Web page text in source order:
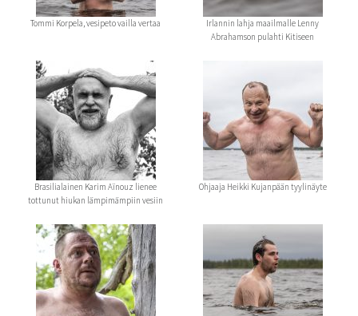
Tommi Korpela, vesipeto vailla vertaa
Irlannin lahja maailmalle Lenny
Abrahamson pulahti Kitiseen
Brasilialainen Karim Aïnouz lienee
tottunut hiukan lämpimämpiin vesiin
Ohjaaja Heikki Kujanpään tyylinäyte